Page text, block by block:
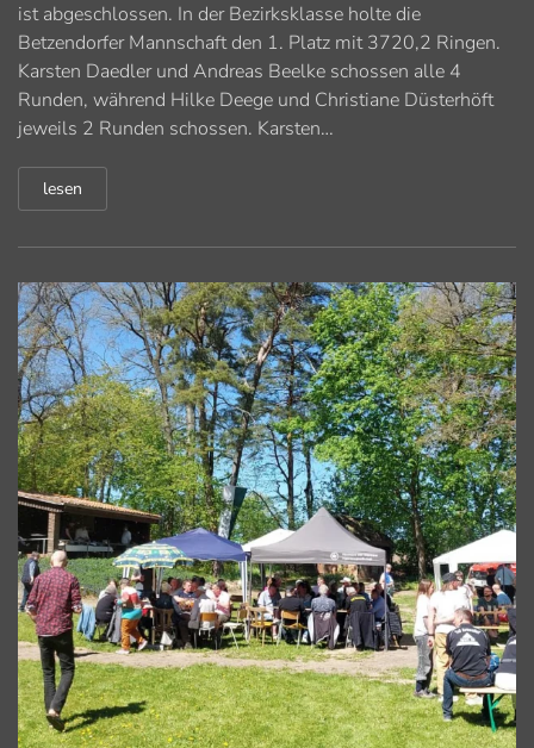
ist abgeschlossen. In der Bezirksklasse holte die
Betzendorfer Mannschaft den 1. Platz mit 3720,2 Ringen.
Karsten Daedler und Andreas Beelke schossen alle 4
Runden, während Hilke Deege und Christiane Düsterhöft
jeweils 2 Runden schossen. Karsten…
lesen